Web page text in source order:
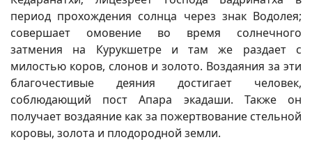
период прохождения солнца через знак Водолея;
совершает омовение во время солнечного
затмения на Курукшетре и там же раздает с
милостью коров, слонов и золото. Воздаяния за эти
благочестивые деяния достигает человек,
соблюдающий пост Апара экадаши. Также он
получает воздаяние как за пожертвование стельной
коровы, золота и плодородной земли.